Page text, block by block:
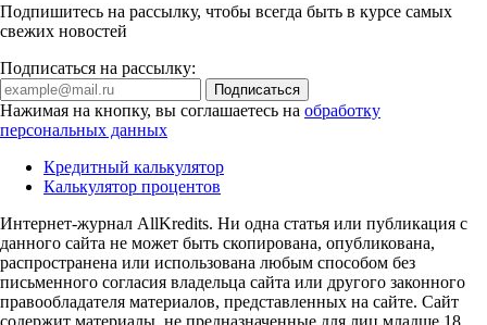
Подпишитесь на рассылку, чтобы всегда быть в курсе самых
свежих новостей
Подписаться на рассылку:
Нажимая на кнопку, вы соглашаетесь на обработку
персональных данных
Кредитный калькулятор
Калькулятор процентов
Интернет-журнал AllKredits. Ни одна статья или публикация с
данного сайта не может быть скопирована, опубликована,
распространена или использована любым способом без
письменного согласия владельца сайта или другого законного
правообладателя материалов, представленных на сайте. Сайт
содержит материалы, не предназначенные для лиц младше 18